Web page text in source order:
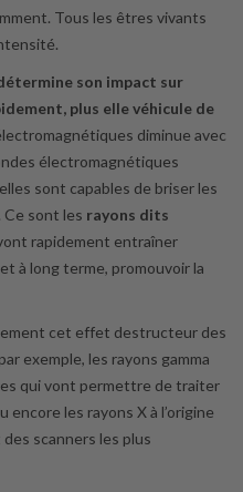
Tous les êtres vivants
son impact sur
plus elle véhicule de
diminue avec
électromagnétiques
sont capables de briser les
sont les rayons dits
rapidement entraîner
à long terme, promouvoir la
cet effet destructeur des
exemple, les rayons gamma
qui vont permettre de traiter
les rayons X à l’origine
scanners les plus